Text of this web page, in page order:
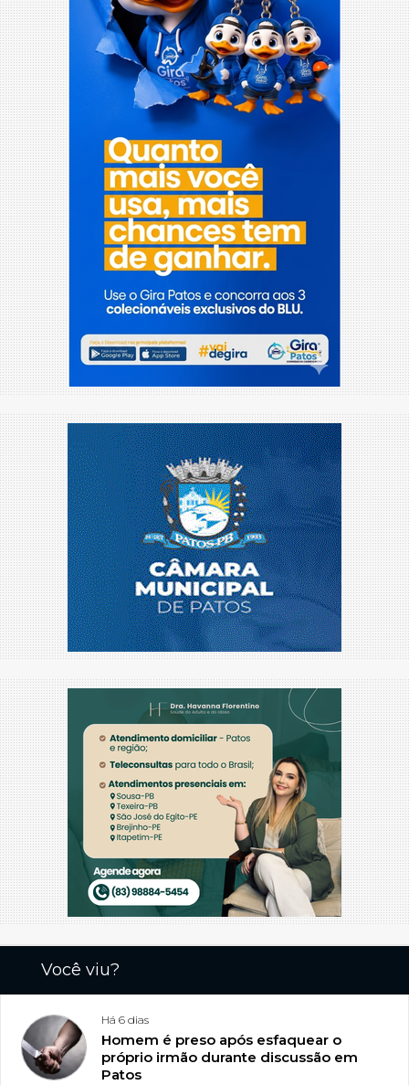
Você viu?
Há 6 dias
Homem é preso após esfaquear o
próprio irmão durante discussão em
Patos